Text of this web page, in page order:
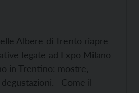
Albere di Trento riapre
legate ad Expo Milano
in Trentino: mostre,
Come il